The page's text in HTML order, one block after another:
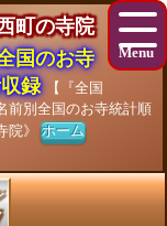
町の寺院
国のお寺
収録
【『全国
前別全国のお寺統計順
院》ホーム